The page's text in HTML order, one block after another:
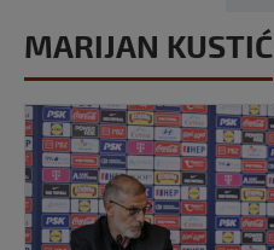
MARIJAN KUSTIĆ